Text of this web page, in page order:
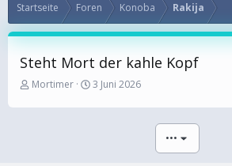
Startseite Foren Konoba Rakija
Steht Mort der kahle Kopf
E
s
Mortimer
E
s
3 Juni 2026
•••